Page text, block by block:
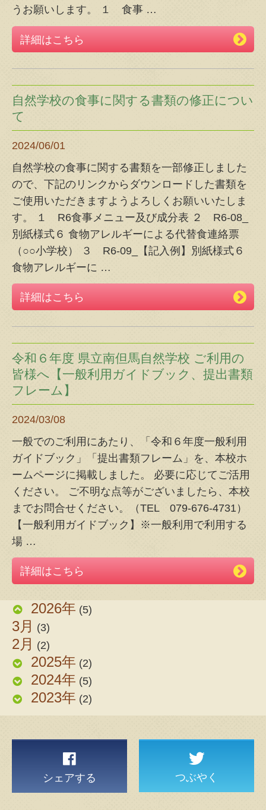
うお願いします。 １ 食事 …
詳細はこちら
自然学校の食事に関する書類の修正につい
て
2024/06/01
自然学校の食事に関する書類を一部修正しました
ので、下記のリンクからダウンロードした書類を
ご使用いただきますようよろしくお願いいたしま
す。 １ R6食事メニュー及び成分表 ２ R6-08_
別紙様式６ 食物アレルギーによる代替食連絡票
（○○小学校） ３ R6-09_【記入例】別紙様式６
食物アレルギーに …
詳細はこちら
令和６年度 県立南但馬自然学校 ご利用の
皆様へ【一般利用ガイドブック、提出書類
フレーム】
2024/03/08
一般でのご利用にあたり、「令和６年度一般利用
ガイドブック」「提出書類フレーム」を、本校ホ
ームページに掲載しました。 必要に応じてご活用
ください。 ご不明な点等がございましたら、本校
までお問合せください。（TEL 079-676-4731）
【一般利用ガイドブック】※一般利用で利用する
場 …
詳細はこちら
2026年 (5)
3月 (3)
2月 (2)
2025年 (2)
2024年 (5)
2023年 (2)
シェアする つぶやく